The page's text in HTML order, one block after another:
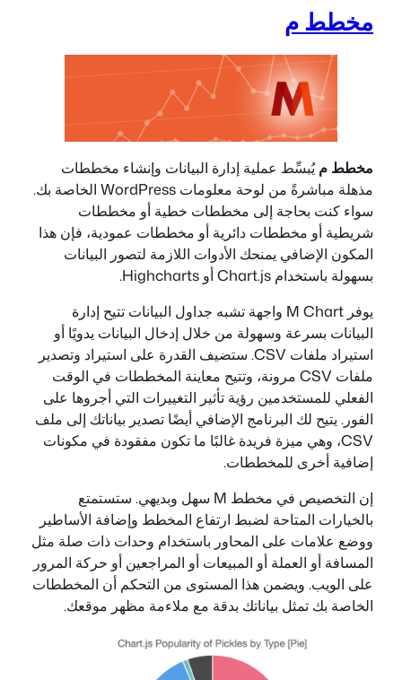
مخطط م
مخطط ميُبسِّط عملية إدارة البيانات وإنشاء مخططات
مذهلة مباشرةً من لوحة معلومات WordPress الخاصة بك.
سواء كنت بحاجة إلى مخططات خطية أو مخططات
شريطية أو مخططات دائرية أو مخططات عمودية، فإن هذا
المكون الإضافي يمنحك الأدوات اللازمة لتصور البيانات
بسهولة باستخدام Chart.js أو Highcharts.
يوفر M Chart واجهة تشبه جداول البيانات تتيح إدارة
البيانات بسرعة وسهولة من خلال إدخال البيانات يدويًا أو
استيراد ملفات CSV. ستضيف القدرة على استيراد وتصدير
ملفات CSV مرونة، وتتيح معاينة المخططات في الوقت
الفعلي للمستخدمين رؤية تأثير التغييرات التي أجروها على
الفور. يتيح لك البرنامج الإضافي أيضًا تصدير بياناتك إلى ملف
CSV، وهي ميزة فريدة غالبًا ما تكون مفقودة في مكونات
إضافية أخرى للمخططات.
إن التخصيص في مخطط M سهل وبديهي. ستستمتع
بالخيارات المتاحة لضبط ارتفاع المخطط وإضافة الأساطير
ووضع علامات على المحاور باستخدام وحدات ذات صلة مثل
المسافة أو العملة أو المبيعات أو المراجعين أو حركة المرور
على الويب. ويضمن هذا المستوى من التحكم أن المخططات
الخاصة بك تمثل بياناتك بدقة مع ملاءمة مظهر موقعك.